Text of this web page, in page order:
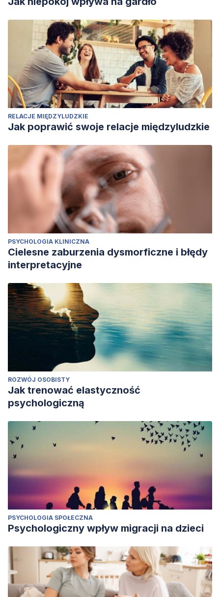
RELACJE MIĘDZYLUDZKIE
Jak poprawić swoje relacje międzyludzkie
PSYCHOLOGIA KLINICZNA
Cielesne zaburzenia dysmorficzne i błędy
interpretacyjne
ROZWÓJ OSOBISTY
Jak trenować elastyczność
psychologiczną
PSYCHOLOGIA SPOŁECZNA
Psychologiczny wpływ migracji na dzieci